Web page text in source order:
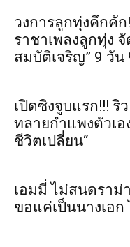
วงการลูกทุ่งคึกคั
ราชาเพลงลูกทุ่ง
สมบัติเจริญ” 9 วัน
เปิดซิงจูบแรก!!! ริ
ทลายกำแพงตัวเอ
ชีวิตเปลี่ยน“
เอมมี่ ไม่สนดราม่
ขอแค่เป็นนางเอก